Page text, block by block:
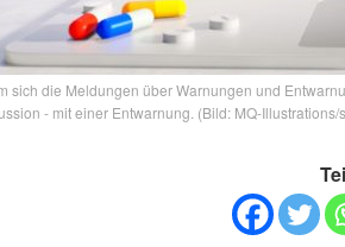
sich die Meldungen über Warnungen und
- mit einer Entwarnung. (Bild: MQ-Illustrations/